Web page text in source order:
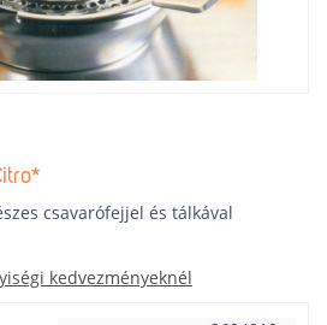
csavarófejjel és tálkával
kedvezményeknél